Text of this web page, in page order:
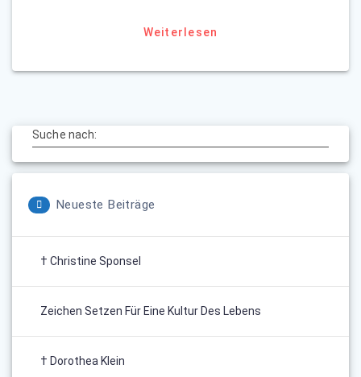
Weiterlesen
Suche nach:
Neueste Beiträge
† Christine Sponsel
Zeichen Setzen Für Eine Kultur Des Lebens
† Dorothea Klein